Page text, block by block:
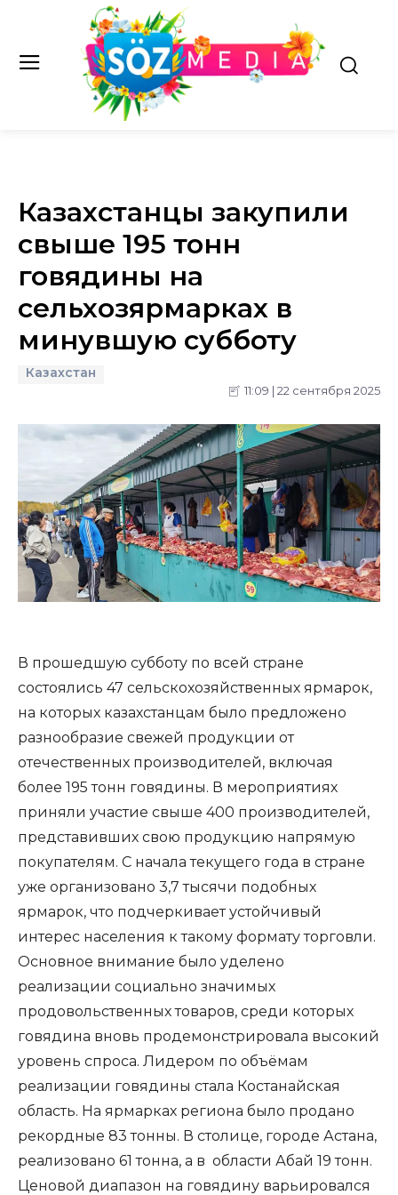
Казахстанцы закупили
свыше 195 тонн
говядины на
сельхозярмарках в
минувшую субботу
Казахстан
11:09 | 22 сентября 2025
В прошедшую субботу по всей стране
состоялись 47 сельскохозяйственных ярмарок,
на которых казахстанцам было предложено
разнообразие свежей продукции от
отечественных производителей, включая
более 195 тонн говядины. В мероприятиях
приняли участие свыше 400 производителей,
представивших свою продукцию напрямую
покупателям. С начала текущего года в стране
уже организовано 3,7 тысячи подобных
ярмарок, что подчеркивает устойчивый
интерес населения к такому формату торговли.
Основное внимание было уделено
реализации социально значимых
продовольственных товаров, среди которых
говядина вновь продемонстрировала высокий
уровень спроса. Лидером по объёмам
реализации говядины стала Костанайская
область. На ярмарках региона было продано
рекордные 83 тонны. В столице, городе Астана,
реализовано 61 тонна, а в области Абай 19 тонн.
Ценовой диапазон на говядину варьировался